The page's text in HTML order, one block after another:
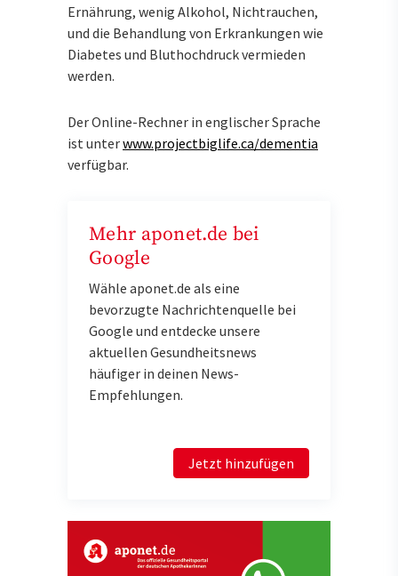
Ernährung, wenig Alkohol, Nichtrauchen,
und die Behandlung von Erkrankungen wie
Diabetes und Bluthochdruck vermieden
werden.
Der Online-Rechner in englischer Sprache
ist unterwww.projectbiglife.ca/dementia
verfügbar.
Mehr aponet.de bei
Google
Wähle aponet.de als eine
bevorzugte Nachrichtenquelle bei
Google und entdecke unsere
aktuellen Gesundheitsnews
häufiger in deinen News-
Empfehlungen.
Jetzt hinzufügen